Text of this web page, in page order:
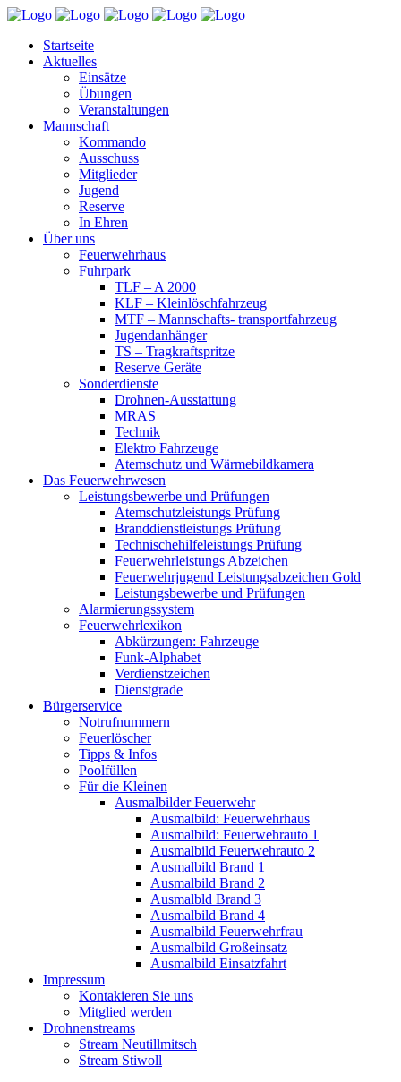
Startseite
Aktuelles
Einsätze
Übungen
Veranstaltungen
Mannschaft
Kommando
Ausschuss
Mitglieder
Jugend
Reserve
In Ehren
Über uns
Feuerwehrhaus
Fuhrpark
TLF – A 2000
KLF – Kleinlöschfahrzeug
MTF – Mannschafts- transportfahrzeug
Jugendanhänger
TS – Tragkraftspritze
Reserve Geräte
Sonderdienste
Drohnen-Ausstattung
MRAS
Technik
Elektro Fahrzeuge
Atemschutz und Wärmebildkamera
Das Feuerwehrwesen
Leistungsbewerbe und Prüfungen
Atemschutzleistungs Prüfung
Branddienstleistungs Prüfung
Technischehilfeleistungs Prüfung
Feuerwehrleistungs Abzeichen
Feuerwehrjugend Leistungsabzeichen Gold
Leistungsbewerbe und Prüfungen
Alarmierungssystem
Feuerwehrlexikon
Abkürzungen: Fahrzeuge
Funk-Alphabet
Verdienstzeichen
Dienstgrade
Bürgerservice
Notrufnummern
Feuerlöscher
Tipps & Infos
Poolfüllen
Für die Kleinen
Ausmalbilder Feuerwehr
Ausmalbild: Feuerwehrhaus
Ausmalbild: Feuerwehrauto 1
Ausmalbild Feuerwehrauto 2
Ausmalbild Brand 1
Ausmalbild Brand 2
Ausmalbld Brand 3
Ausmalbild Brand 4
Ausmalbild Feuerwehrfrau
Ausmalbild Großeinsatz
Ausmalbild Einsatzfahrt
Impressum
Kontakieren Sie uns
Mitglied werden
Drohnenstreams
Stream Neutillmitsch
Stream Stiwoll